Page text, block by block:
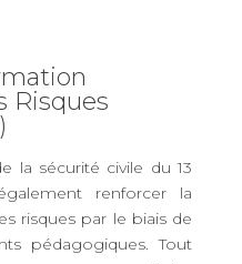
Risques
la sécurité civile du 13
renforcer la
risques par le biais de
pédagogiques. Tout